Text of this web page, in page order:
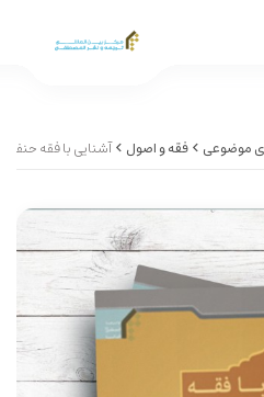
موضوعی فقه و اصول آشنایی با فقه حنفی